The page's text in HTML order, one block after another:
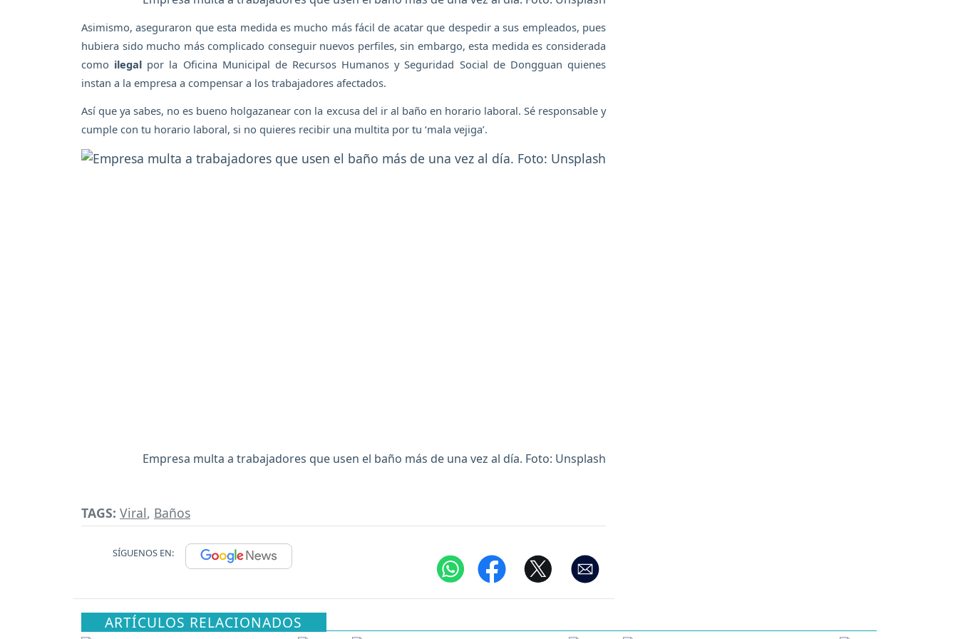
Asimismo, aseguraron que esta medida es mucho más fácil de acatar que despedir a sus empleados, pues
hubiera sido mucho más complicado conseguir nuevos perfiles, sin embargo, esta medida es considerada
como ilegal por la Oficina Municipal de Recursos Humanos y Seguridad Social de Dongguan quienes
instan a la empresa a compensar a los trabajadores afectados.
Así que ya sabes, no es bueno holgazanear con la excusa del ir al baño en horario laboral. Sé responsable y
cumple con tu horario laboral, si no quieres recibir una multita por tu ‘mala vejiga’.
Empresa multa a trabajadores que usen el baño más de una vez al día. Foto: Unsplash
TAGS: Viral, Baños
SÍGUENOS EN:
ARTÍCULOS RELACIONADOS